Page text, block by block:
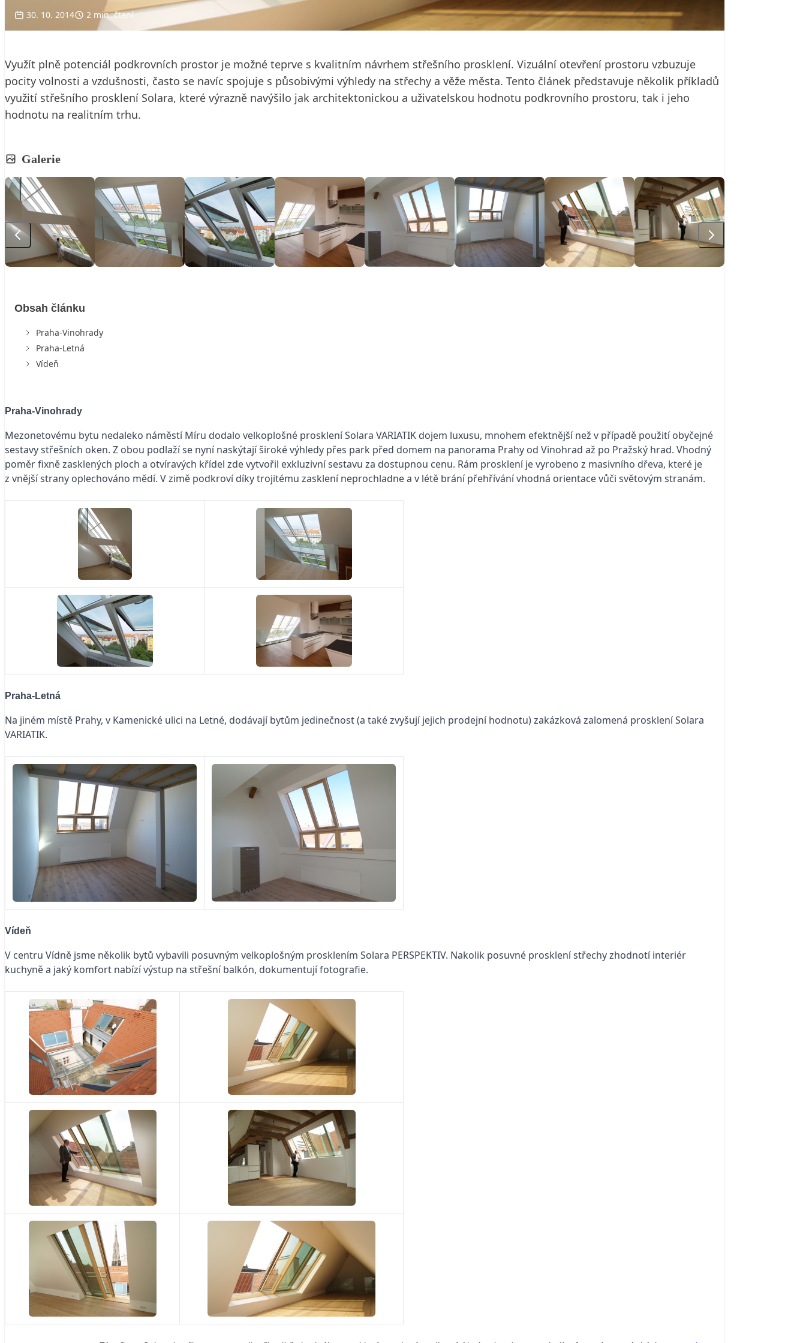
30. 10. 2014 2 min. čtení
Využít plně potenciál podkrovních prostor je možné teprve s kvalitním návrhem střešního prosklení. Vizuální otevření prostoru vzbuzuje
pocity volnosti a vzdušnosti, často se navíc spojuje s působivými výhledy na střechy a věže města. Tento článek představuje několik příkladů
využití střešního prosklení Solara, které výrazně navýšilo jak architektonickou a uživatelskou hodnotu podkrovního prostoru, tak i jeho
hodnotu na realitním trhu.
Galerie
Obsah článku
Praha-Vinohrady
Praha-Letná
Vídeň
Praha-Vinohrady
Mezonetovému bytu nedaleko náměstí Míru dodalo velkoplošné prosklení Solara VARIATIK dojem luxusu, mnohem efektnější než v případě použití obyčejné
sestavy střešních oken. Z obou podlaží se nyní naskýtají široké výhledy přes park před domem na panorama Prahy od Vinohrad až po Pražský hrad. Vhodný
poměr fixně zasklených ploch a otvíravých křídel zde vytvořil exkluzivní sestavu za dostupnou cenu. Rám prosklení je vyrobeno z masivního dřeva, které je
z vnější strany oplechováno mědí. V zimě podkroví díky trojitému zasklení neprochladne a v létě brání přehřívání vhodná orientace vůči světovým stranám.
Praha-Letná
Na jiném místě Prahy, v Kamenické ulici na Letné, dodávají bytům jedinečnost (a také zvyšují jejich prodejní hodnotu) zakázková zalomená prosklení Solara
VARIATIK.
Vídeň
V centru Vídně jsme několik bytů vybavili posuvným velkoplošným prosklením Solara PERSPEKTIV. Nakolik posuvné prosklení střechy zhodnotí interiér
kuchyně a jaký komfort nabízí výstup na střešní balkón, dokumentují fotografie.